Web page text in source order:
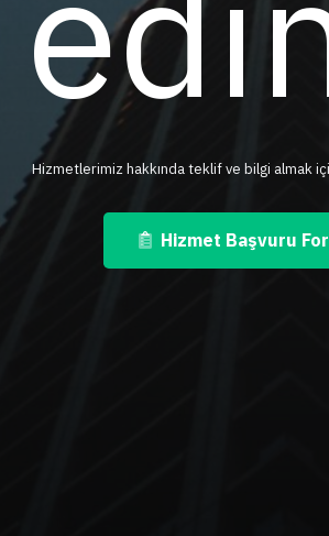
Hizmetlerimiz hakkında teklif ve bilgi almak
Hizmet Başvuru